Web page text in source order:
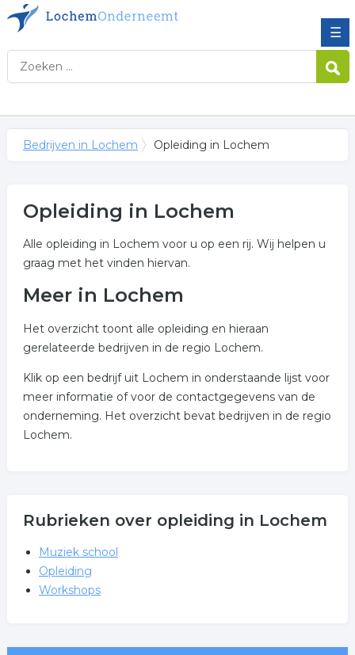
☰
Bedrijven in Lochem Opleiding in Lochem
Opleiding in Lochem
Alle opleiding in Lochem voor u op een rij. Wij helpen u
graag met het vinden hiervan.
Meer in Lochem
Het overzicht toont alle opleiding en hieraan
gerelateerde bedrijven in de regio Lochem.
Klik op een bedrijf uit Lochem in onderstaande lijst voor
meer informatie of voor de contactgegevens van de
onderneming. Het overzicht bevat bedrijven in de regio
Lochem.
Rubrieken over opleiding in Lochem
Muziek school
Opleiding
Workshops